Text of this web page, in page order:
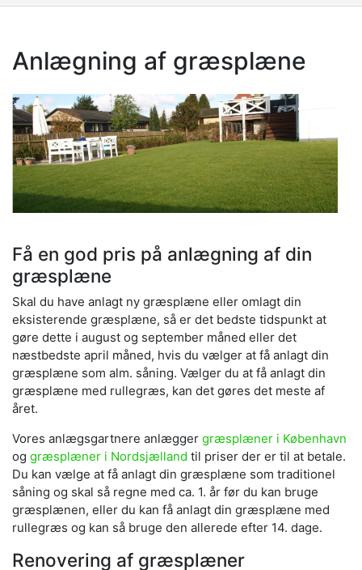
Anlægning af græsplæne
Få en god pris på anlægning af din
græsplæne
Skal du have anlagt ny græsplæne eller omlagt din
eksisterende græsplæne, så er det bedste tidspunkt at
gøre dette i august og september måned eller det
næstbedste april måned, hvis du vælger at få anlagt din
græsplæne som alm. såning. Vælger du at få anlagt din
græsplæne med rullegræs, kan det gøres det meste af
året.
Vores anlægsgartnere anlægger græsplæner i København
og græsplæner i Nordsjælland til priser der er til at betale.
Du kan vælge at få anlagt din græsplæne som traditionel
såning og skal så regne med ca. 1. år før du kan bruge
græsplænen, eller du kan få anlagt din græsplæne med
rullegræs og kan så bruge den allerede efter 14. dage.
Renovering af græsplæner